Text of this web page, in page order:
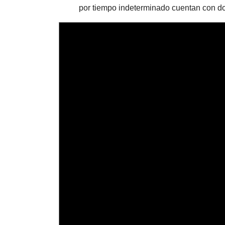
por tiempo indeterminado cuentan con